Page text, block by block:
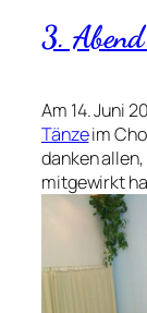
3.
Am 14. Juni
Tänzeim
danken
mitgewirkt